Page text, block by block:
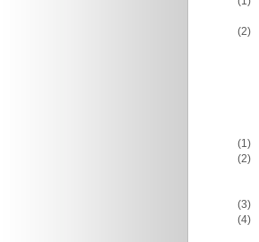
(2)
(1)
(2)
(3)
(4)